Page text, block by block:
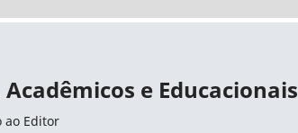
e Educacionais
ao Editor